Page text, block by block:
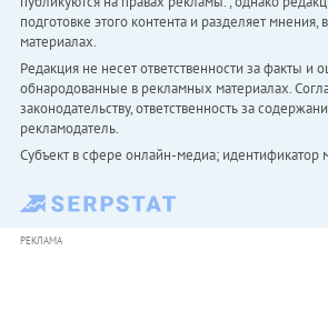
подготовке этого контента и разделяет мнения,
материалах.
Редакция не несет ответственности за факты и
обнародованные в рекламных материалах.
законодательству, ответственность за
рекламодатель.
Субъект в сфере онлайн-медиа; идентификатор
РЕКЛАМА